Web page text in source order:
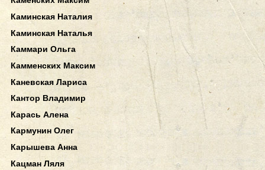
Каминская Наталия
Каминская Наталья
Каммари Ольга
Камменских Максим
Каневская Лариса
Кантор Владимир
Карась Алена
Кармунин Олег
Карышева Анна
Кацман Ляля